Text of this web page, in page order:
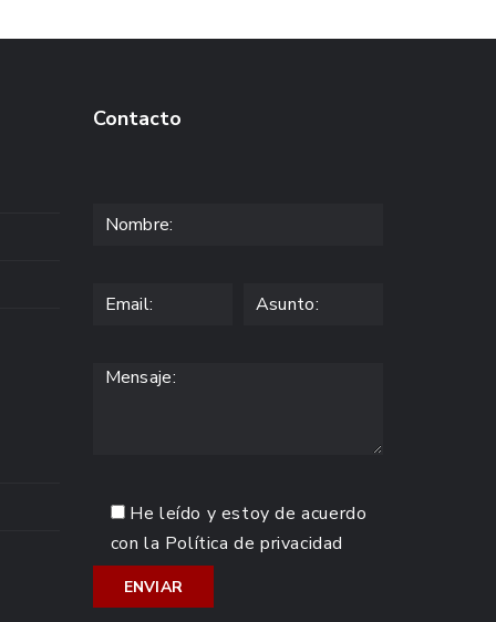
Contacto
He leído y estoy de acuerdo
con la Política de privacidad